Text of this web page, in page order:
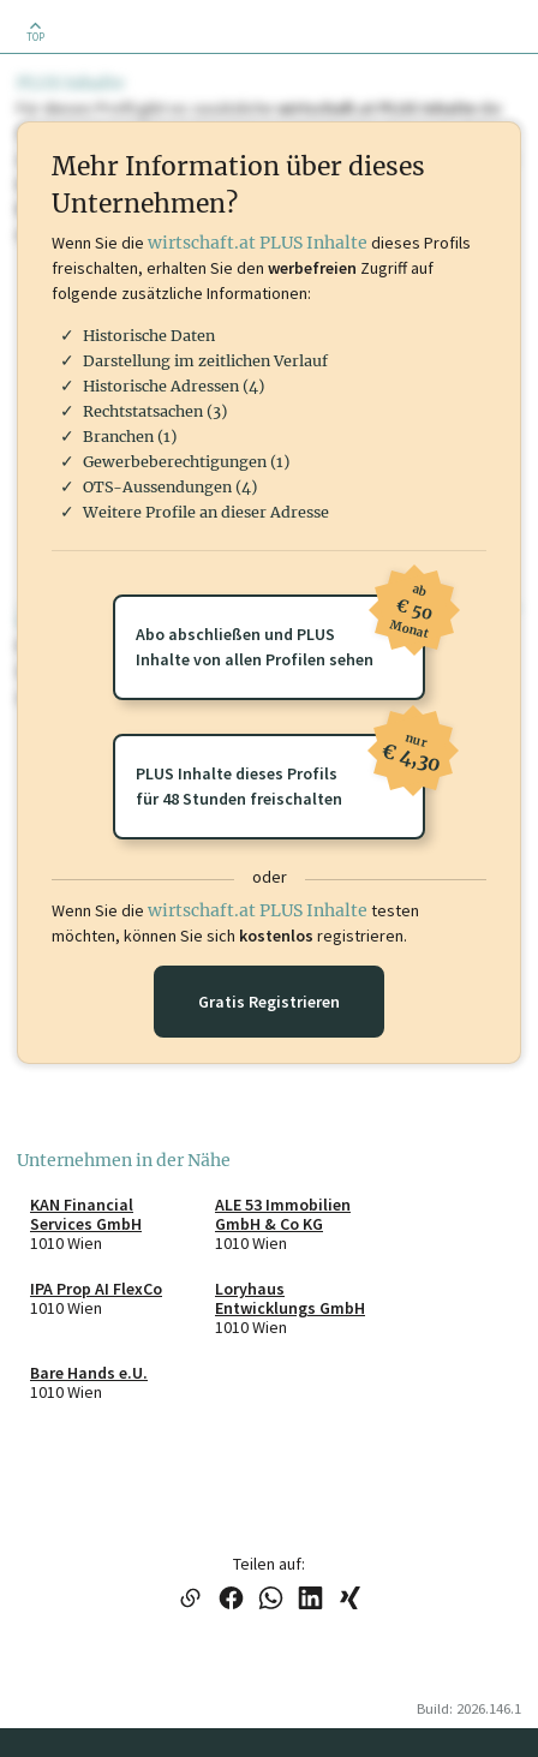
TOP
PLUS Inhalte
Für dieses Profil gibt es zusätzlichewirtschaft.at PLUS Inhaltedie
Sie momentan nicht einsehen können. Schalten Sie dieses Profil frei
oder loggen Sie sich ein um diese Inhalte zu sehen. wirtschaft.at PLUS
Marken, Patente, Rechtstatsachen, OTS-Aussendungen, und viele
mehr.
Für dieses Profil gibt es zusätzlichewirtschaft.at PLUS Inhalte
Sie momentan nicht einsehen können. Schalten Sie dieses Profil frei
oder loggen Sie sich ein um diese Inhalte zu sehen.
Mehr Information über dieses
Unternehmen?
Wenn Sie die wirtschaft.at PLUS Inhalte dieses Profils
freischalten, erhalten Sie den werbefreien Zugriff auf
folgende zusätzliche Informationen:
Historische Daten
Darstellung im zeitlichen Verlauf
Historische Adressen (4)
Rechtstatsachen (3)
Branchen (1)
Gewerbeberechtigungen (1)
OTS-Aussendungen (4)
Weitere Profile an dieser Adresse
Abo abschließen und PLUS
Inhalte von allen Profilen sehen
ab
€ 50
Monat
PLUS Inhalte dieses Profils
für 48 Stunden freischalten
nur
€ 4,30
oder
Wenn Sie die wirtschaft.at PLUS Inhalte testen
möchten, können Sie sich kostenlos registrieren.
Gratis Registrieren
Unternehmen in der Nähe
KAN Financial
Services GmbH
1010 Wien
ALE 53 Immobilien
GmbH & Co KG
1010 Wien
IPA Prop AI FlexCo
1010 Wien
Loryhaus
Entwicklungs GmbH
1010 Wien
Bare Hands e.U.
1010 Wien
Teilen auf:
Build: 2026.146.1